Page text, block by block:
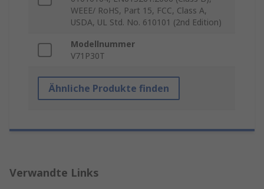
WEEE/ RoHS, Part 15, FCC, Class A,
USDA, UL Std. No. 610101 (2nd Edition)
Modellnummer
V71P30T
Ähnliche Produkte finden
Verwandte Links